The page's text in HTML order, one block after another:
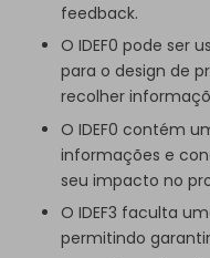
feedback.
O IDEF0 pode ser
para o design de
recolher
O IDEF0 contém
informações e
seu impacto no
O IDEF3 faculta
permitindo